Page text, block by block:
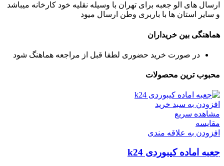
ارسال های الو جعبه برای تهران با وسیله نقلیه خود کارخانه میباشد
و سایر استان ها با باربری وطن ارسال میود
هماهنگی بین خریداران
در صورت خرید حضوری لطفا قبل از مراجعه هماهنگ شود
محبوب ترین محصولات
افزودن به سبد خرید
مشاهده سریع
مقایسه
افزودن به علاقه مندی
جعبه اماده کیبوردی k24